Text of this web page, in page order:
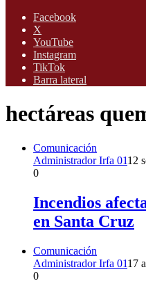
Facebook
X
YouTube
Instagram
TikTok
Barra lateral
hectáreas
Comunicación
Administrador Irfa 0112
0
Incendios
en Santa Cruz
Comunicación
Administrador Irfa 0117
0